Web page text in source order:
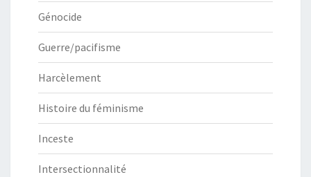
Génocide
Guerre/pacifisme
Harcèlement
Histoire du féminisme
Inceste
Intersectionnalité